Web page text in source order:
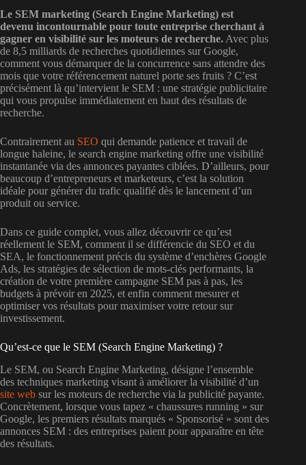
Le SEM marketing (Search Engine Marketing) est
devenu incontournable pour toute entreprise cherchant à
gagner en visibilité sur les moteurs de recherche. Avec plus
de 8,5 milliards de recherches quotidiennes sur Google,
comment vous démarquer de la concurrence sans attendre des
mois que votre référencement naturel porte ses fruits ? C’est
précisément là qu’intervient le SEM : une stratégie publicitaire
qui vous propulse immédiatement en haut des résultats de
recherche.
Contrairement au SEO qui demande patience et travail de
longue haleine, le search engine marketing offre une visibilité
instantanée via des annonces payantes ciblées. D’ailleurs, pour
beaucoup d’entrepreneurs et marketeurs, c’est la solution
idéale pour générer du trafic qualifié dès le lancement d’un
produit ou service.
Dans ce guide complet, vous allez découvrir ce qu’est
réellement le SEM, comment il se différencie du SEO et du
SEA, le fonctionnement précis du système d’enchères Google
Ads, les stratégies de sélection de mots-clés performants, la
création de votre première campagne SEM pas à pas, les
budgets à prévoir en 2025, et enfin comment mesurer et
optimiser vos résultats pour maximiser votre retour sur
investissement.
Qu’est-ce que le SEM (Search Engine Marketing) ?
Le SEM, ou Search Engine Marketing, désigne l’ensemble
des techniques marketing visant à améliorer la visibilité d’un
site web sur les moteurs de recherche via la publicité payante.
Concrètement, lorsque vous tapez « chaussures running » sur
Google, les premiers résultats marqués « Sponsorisé » sont des
annonces SEM : des entreprises paient pour apparaître en tête
des résultats.